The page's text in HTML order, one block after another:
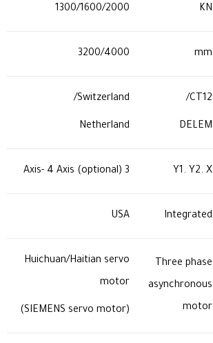
KN
1300/1600/2000
mm
3200/4000
CT12/
DELEM
Switzerland/
Netherland
Y1. Y2. X
3 Axis- 4 Axis (optional)
Integrated
USA
Three phase
asynchronous
motor
Huichuan/Haitian servo
motor
(SIEMENS servo motor)